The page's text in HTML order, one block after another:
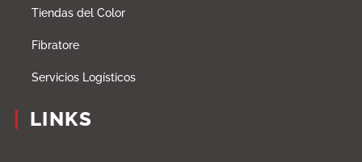
Tiendas del Color
Fibratore
Servicios Logísticos
LINKS